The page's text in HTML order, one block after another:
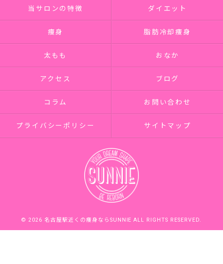
当サロンの特徴 ダイエット
痩身 脂肪冷却痩身
太もも おなか
アクセス ブログ
コラム お問い合わせ
プライバシーポリシー サイトマップ
© 2026 名古屋駅近くの痩身ならSUNNIE ALL RIGHTS RESERVED.